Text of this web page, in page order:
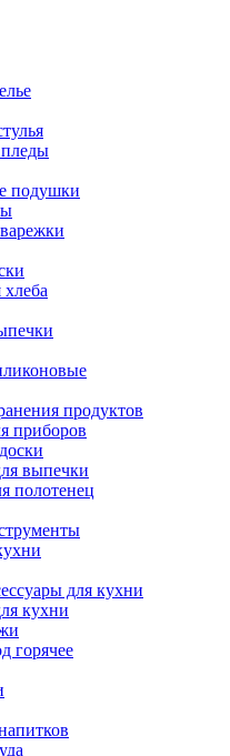
подушки
продуктов
приборов
выпечки
полотенец
для кухни
кухни
горячее